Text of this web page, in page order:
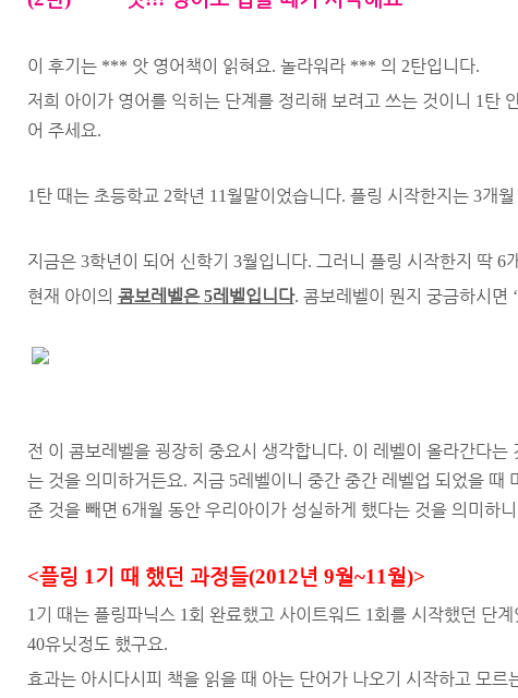
이 후기는 *** 앗 영어책이 읽혀요. 놀라워라 *** 의 2탄입니다.
저희 아이가 영어를 익히는 단계를 정리해 보려고 쓰는 것이니 1 탄
어 주세요.
1 탄 때는 초등학교 2학년 11월말이었습니다. 플링 시작한지는 3개월
지금은 3학년이 되어 신학기 3월입니다. 그러니 플링 시작한지 딱 6
현재 아이의 콤보레벨은5레벨입니다. 콤보레벨이 뭔지 궁금하시면 ‘
전 이 콤보레벨을 굉장히 중요시 생각합니다. 이 레벨이 올라간다는
는 것을 의미하거든요. 지금 5레벨이니 중간 중간 레벨업 되었을 때
준 것을 빼면 6개월 동안 우리아이가 성실하게 했다는 것을 의미하
<플링 1기 때 했던 과정들(2012년 9월~11월)>
1 기 때는 플링파닉스 1 회 완료했고 사이트워드 1 회를 시작했던 단계
40유닛정도 했구요.
효과는 아시다시피 책을 읽을 때 아는 단어가 나오기 시작하고 모